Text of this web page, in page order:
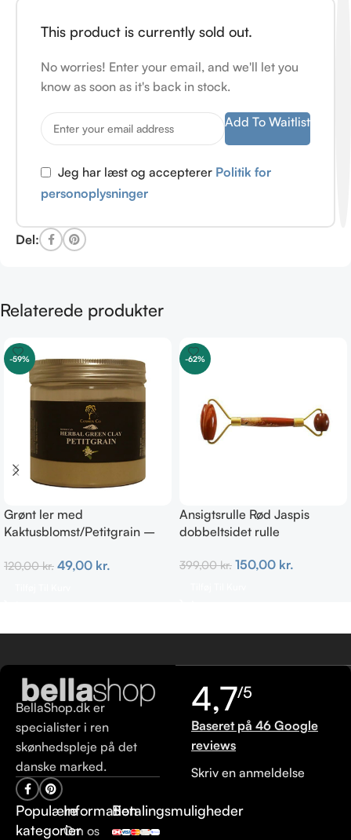
This product is currently sold out.
No worries! Enter your email, and we'll let you
know as soon as it's back in stock.
Add To Waitlist
Jeg har læst og accepterer Politik for
personoplysninger
Del:
Relaterede produkter
-59%
Grønt ler med
Kaktusblomst/Petitgrain –
120,00kr. 49,00 kr.
-62%
Ansigtsrulle Rød Jaspis
dobbeltsidet rulle
399,00kr. 150,00 kr.
BellaShop.dk er
specialister i ren
skønhedspleje på det
danske marked.
Populære
kategorier
Information
Om os
Betalingsmuligheder
4,7/5
Baseret på 46 Google
reviews
Skriv en anmeldelse